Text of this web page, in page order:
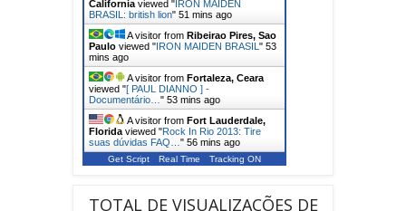
California viewed "IRON MAIDEN
BRASIL: british lion" 51 mins ago
A visitor from Ribeirao Pires, Sao
Paulo viewed "IRON MAIDEN BRASIL " 53
mins ago
A visitor from Fortaleza, Ceara
viewed "[ PAUL DIANNO ] -
Documentário… " 53 mins ago
A visitor from Fort Lauderdale,
Florida viewed "Rock In Rio 2013: Tire
suas dúvidas FAQ… " 56 mins ago
Get Script Real Time Tracking ON
TOTAL DE VISUALIZAÇÕES DE